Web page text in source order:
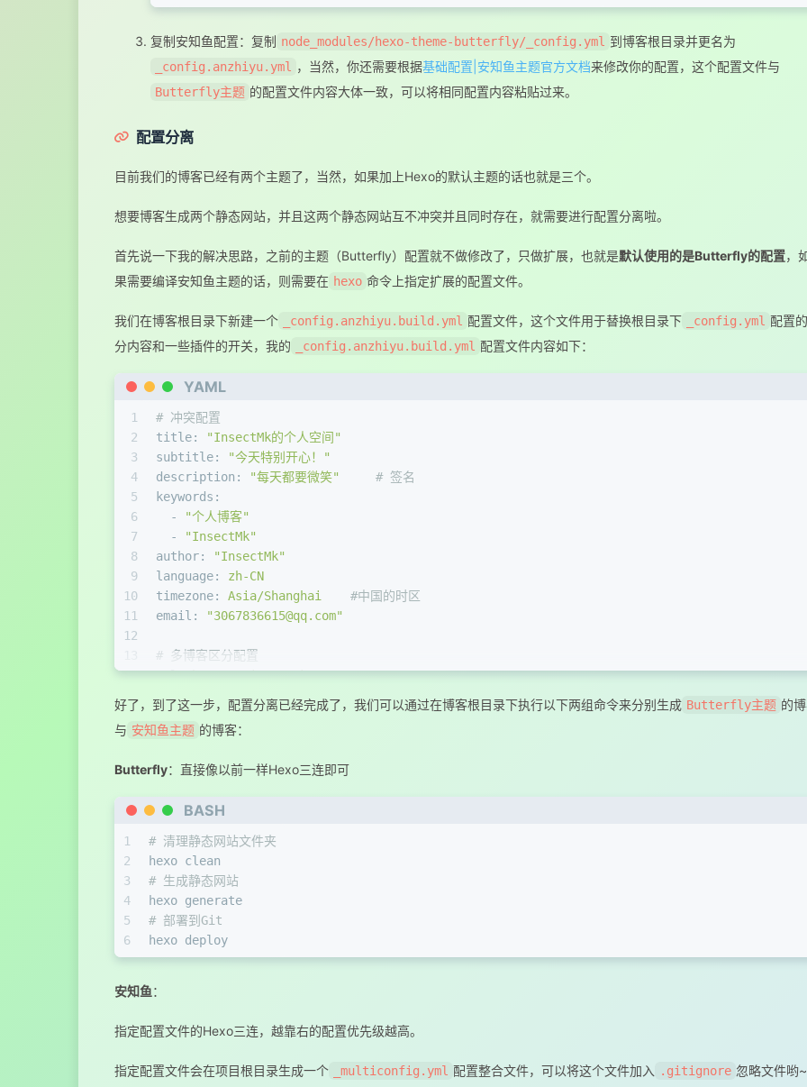
复制安知鱼配置：复制 node_modules/hexo-theme-butterfly/_config.yml 到博客根目录并更名为
_config.anzhiyu.yml ，当然，你还需要根据基础配置|安知鱼主题官方文档来修改你的配置，这个配置文件与
Butterfly主题 的配置文件内容大体一致，可以将相同配置内容粘贴过来。
配置分离
目前我们的博客已经有两个主题了，当然，如果加上Hexo的默认主题的话也就是三个。
想要博客生成两个静态网站，并且这两个静态网站互不冲突并且同时存在，就需要进行配置分离啦。
首先说一下我的解决思路，之前的主题（Butterfly）配置就不做修改了，只做扩展，也就是默认使用的是Butterfly的配置，
果需要编译安知鱼主题的话，则需要在 hexo 命令上指定扩展的配置文件。
我们在博客根目录下新建一个 _config.anzhiyu.build.yml 配置文件，这个文件用于替换根目录下 _config.yml 配置
分内容和一些插件的开关，我的
_config.anzhiyu.build.yml 配置文件内容如下：
YAML
1
2
3
4
5
6
7
8
9
10
11
12
14
16
17
19
21
22
23
24
25
26
27
30
32
34
# 冲突配置
title:
"InsectMk的个人空间"
subtitle:
"今天特别开心！"
description:
"每天都要微笑"
# 签名
keywords:
-
"个人博客"
-
"InsectMk"
author:
"InsectMk"
language:
zh-CN
timezone:
Asia/Shanghai
#中国的时区
email:
"3067836615@qq.com"
# 多博客区分配置
url: https://insectmk.top
public_dir:
public_anzhiyu
theme:
anzhiyu
## Docs: https://hexo.io/docs/one-command-deployment
deploy:
# Gitee上传
type:
repo: https://gitee.com/insectmk/hexo-blog-anzhiyu.git
branch:
message:
# Github上传
## 首页轮播图
好了，到了这一步，配置分离已经完成了，我们可以通过在博客根目录下执行以下两组命令来分别生成 Butterfly主题 的
与 安知鱼主题 的博客：
Butterfly：直接像以前一样Hexo三连即可
BASH
1
2
3
4
5
6
# 清理静态网站文件夹
hexo clean
# 生成静态网站
hexo generate
# 部署到Git
hexo deploy
安知鱼：
指定配置文件的Hexo三连，越靠右的配置优先级越高。
指定配置文件会在项目根目录生成一个 _multiconfig.yml 配置整合文件，可以将这个文件加入 .gitignore 忽略文件哟~